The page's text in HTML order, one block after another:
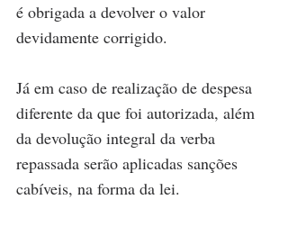
é obrigada a devolver o valor
devidamente corrigido.
Já em caso de realização de despesa
diferente da que foi autorizada, além
da devolução integral da verba
repassada serão aplicadas sanções
cabíveis, na forma da lei.